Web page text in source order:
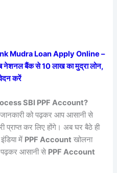
Mudra Loan Apply Online –
नेशनल बैंक से 10 लाख का मुद्रा लोन,
करें
SBI PPF Account?
को पढ़कर आप आसानी से
प्राप्त कर लिए होंगे। अब घर बैठे ही
में PPF Account खोलना
पढ़कर आसानी से PPF Account